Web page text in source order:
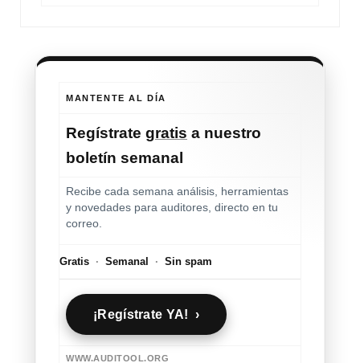
MANTENTE AL DÍA
Regístrate gratis a nuestro
boletín semanal
Recibe cada semana análisis, herramientas
y novedades para auditores, directo en tu
correo.
Gratis · Semanal · Sin spam
¡Regístrate YA! ›
WWW.AUDITOOL.ORG